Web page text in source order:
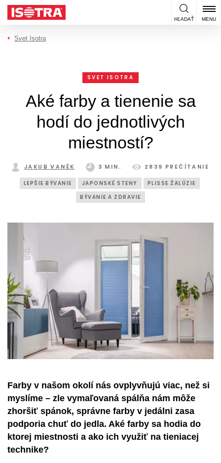
Preskočiť na obsah
HĽADAŤ MENU
Svet Isotra
SVET ISOTRA
Aké farby a tienenie sa
hodí do jednotlivých
miestností?
JAKUB VANĚK 3 MIN. 2839 PREČÍTANIE
LEPŠIE BÝVANIE JAPONSKÉ STENY
PLISSE ŽALÚZIE
BÝVANIE A ZDRAVIE
Farby v našom okolí nás ovplyvňujú viac, než si
myslíme – zle vymaľovaná spálňa nám môže
zhoršiť spánok, správne farby v jedálni zasa
podporia chuť do jedla. Aké farby sa hodia do
ktorej miestnosti a ako ich využiť na tieniacej
technike?